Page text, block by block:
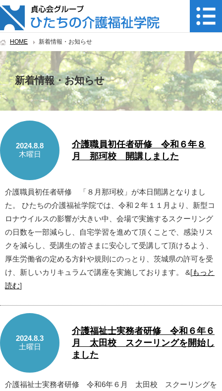
HOME 新着情報・お知らせ
新着情報・お知らせ
2024.8.8
木曜日
介護職員初任者研修 令和６年８
月 那珂校 開講しました
介護職員初任者研修 「８月那珂校」が本日開講となりまし
た。 ひたちの介護福祉学院では、令和２年１１月より、新型コ
ロナウイルスの影響が大きい中、会場で実施するスクーリング
の日数を一部減らし、自宅学習を進めて頂くことで、感染リス
クを減らし、受講生の皆さまに安心して受講して頂けるよう、
厚生労働省の定める方針や規則にのっとり、茨城県の許可を受
け、新しいカリキュラムで講座を実施しております。 &[もっと
読む]
2024.8.3
土曜日
介護福祉士実務者研修 令和６年６
月 太田校 スクーリングを開始し
ました
介護福祉士実務者研修 令和6年６月 太田校 スクーリングを